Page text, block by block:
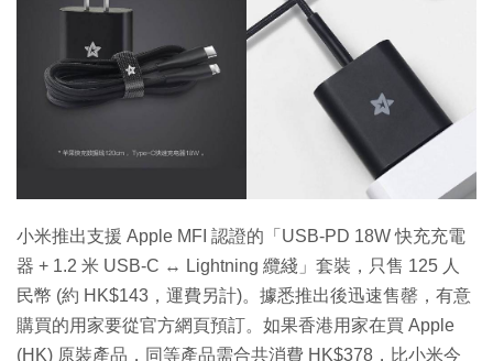
Enterprise Digital Transformation
小米推出支援 Apple MFI 認證的「USB-PD 18W 快充充電
器 + 1.2 米 USB-C ↔ Lightning 纜綫」套裝，只售 125 人
民幣 (約 HK$143，運費另計)。據悉推出後迅速售罄，有意
購買的用家要從官方網頁預訂。如果香港用家在買 Apple
(HK) 原裝產品，同等產品需合共消費 HK$378，比小米今